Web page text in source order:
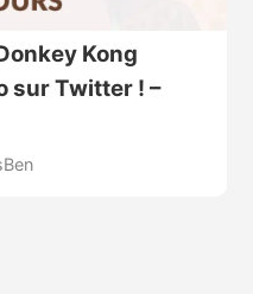
Kong
sur Twitter ! –